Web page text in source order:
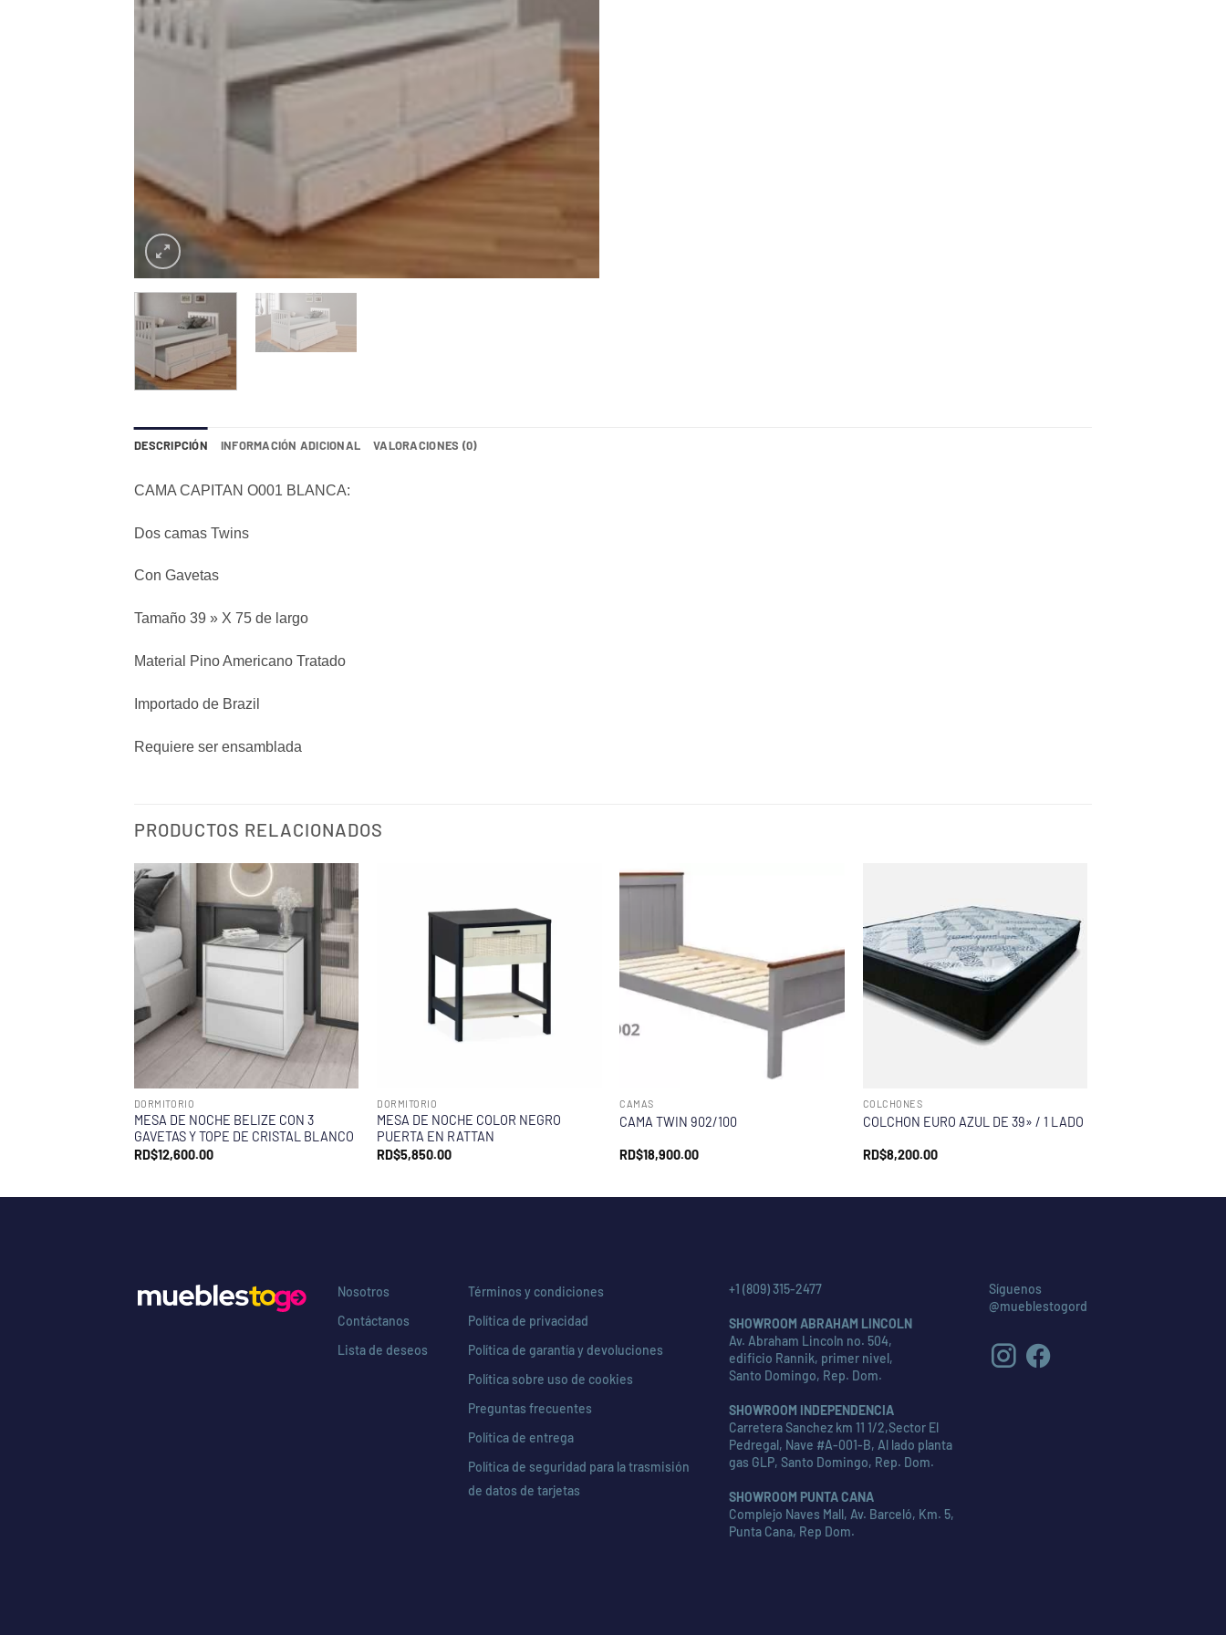
DESCRIPCIÓN INFORMACIÓN ADICIONAL VALORACIONES (0)
CAMA CAPITAN O001 BLANCA:
Dos camas Twins
Con Gavetas
Tamaño 39 » X 75 de largo
Material Pino Americano Tratado
Importado de Brazil
Requiere ser ensamblada
PRODUCTOS RELACIONADOS
DORMITORIO
MESA DE NOCHE BELIZE CON 3
GAVETAS Y TOPE DE CRISTAL BLANCO
RD$12,600.00
DORMITORIO
MESA DE NOCHE COLOR NEGRO
PUERTA EN RATTAN
RD$5,850.00
CAMAS
CAMA TWIN 902/100
RD$18,900.00
COLCHONES
COLCHON EURO AZUL DE 39» / 1 LADO
RD$8,200.00
Nosotros
Contáctanos
Lista de deseos
Términos y condiciones
Política de privacidad
Política de garantía y devoluciones
Política sobre uso de cookies
Preguntas frecuentes
Política de entrega
Política de seguridad para la trasmisión
de datos de tarjetas
+1 (809) 315-2477
SHOWROOM ABRAHAM LINCOLN
Av. Abraham Lincoln no. 504,
edificio Rannik, primer nivel,
Santo Domingo, Rep. Dom.
SHOWROOM INDEPENDENCIA
Carretera Sanchez km 11 1/2,Sector El
Pedregal, Nave #A-001-B, Al lado planta
gas GLP, Santo Domingo, Rep. Dom.
SHOWROOM PUNTA CANA
Complejo Naves Mall, Av. Barceló, Km. 5,
Punta Cana, Rep Dom.
Síguenos
@mueblestogord